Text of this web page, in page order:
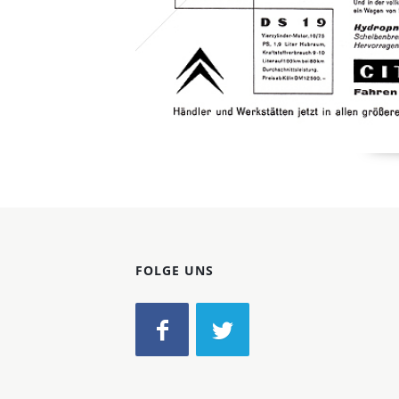
FOLGE UNS